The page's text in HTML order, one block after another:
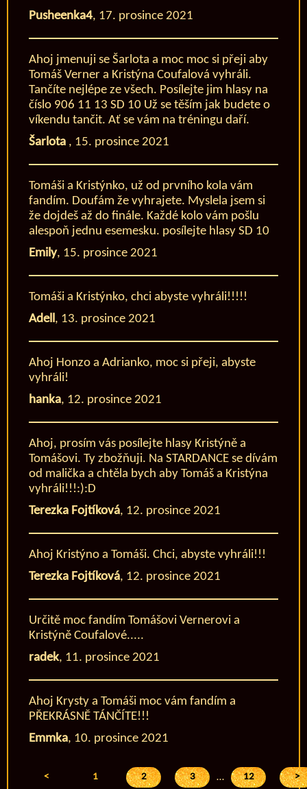
Pusheenka4, 17. prosince 2021
Ahoj jmenuji se Šarlota a moc moc si přeji aby
Tomáš Verner a Kristýna Coufalová vyhráli.
Tančíte nejlépe ze všech. Posílejte jim hlasy na
číslo 906 11 13 SD 10 Už se těším jak budete o
víkendu tančit. Ať se vám na tréningu daří.
Šarlota , 15. prosince 2021
Tomáši a Kristýnko, už od prvního kola vám
fandím. Doufám že vyhrajete. Myslela jsem si
že dojdeš až do finále. Každé kolo vám pošlu
alespoň jednu esemesku. posílejte hlasy SD 10
Emily, 15. prosince 2021
Tomáši a Kristýnko, chci abyste vyhráli!!!!!
Adell, 13. prosince 2021
Ahoj Honzo a Adrianko, moc si přeji, abyste
vyhráli!
hanka, 12. prosince 2021
Ahoj, prosím vás posílejte hlasy Kristýně a
Tomášovi. Ty zbožňuji. Na STARDANCE se dívám
od malička a chtěla bych aby Tomáš a Kristýna
vyhráli!!!:):D
Terezka Fojtíková, 12. prosince 2021
Ahoj Kristýno a Tomáši. Chci, abyste vyhráli!!!
Terezka Fojtíková, 12. prosince 2021
Určitě moc fandím Tomášovi Vernerovi a
Kristýně Coufalové.....
radek, 11. prosince 2021
Ahoj Krysty a Tomáši moc vám fandím a
PŘEKRÁSNĚ TÁNČÍTE!!!
Emmka, 10. prosince 2021
< 1 2 3 … 12 >